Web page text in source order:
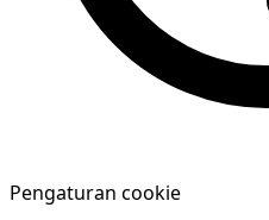
Pengaturan cookie